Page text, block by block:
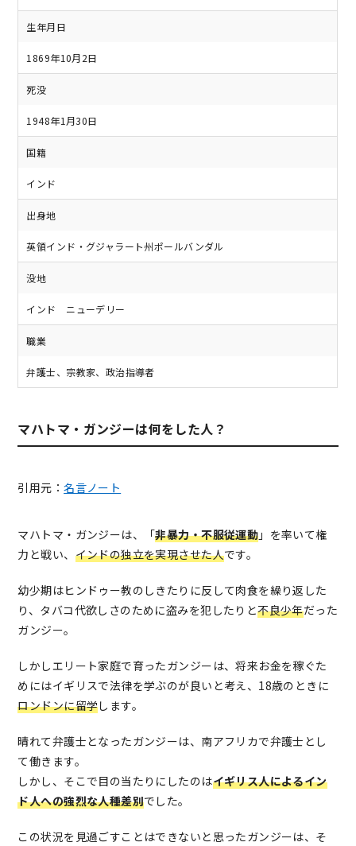
生年月日
1869年10月2日
死没
1948年1月30日
国籍
インド
出身地
英領インド・グジャラート州ポールバンダル
没地
インド ニューデリー
職業
弁護士、宗教家、政治指導者
マハトマ・ガンジーは何をした人？
引用元：名言ノート
マハトマ・ガンジーは、「非暴力・不服従運動 」を率いて権
力と戦い、 インドの独立を実現させた人です。
幼少期はヒンドゥー教のしきたりに反して肉食を繰り返した
り、タバコ代欲しさのために盗みを犯したりと不良少年だった
ガンジー。
しかしエリート家庭で育ったガンジーは、将来お金を稼ぐた
めにはイギリスで法律を学ぶのが良いと考え、18歳のときに
ロンドンに留学します。
晴れて弁護士となったガンジーは、南アフリカで弁護士とし
て働きます。
しかし、そこで目の当たりにしたのはイギリス人によるイン
ド人への強烈な人種差別でした。
この状況を見過ごすことはできないと思ったガンジーは、そ